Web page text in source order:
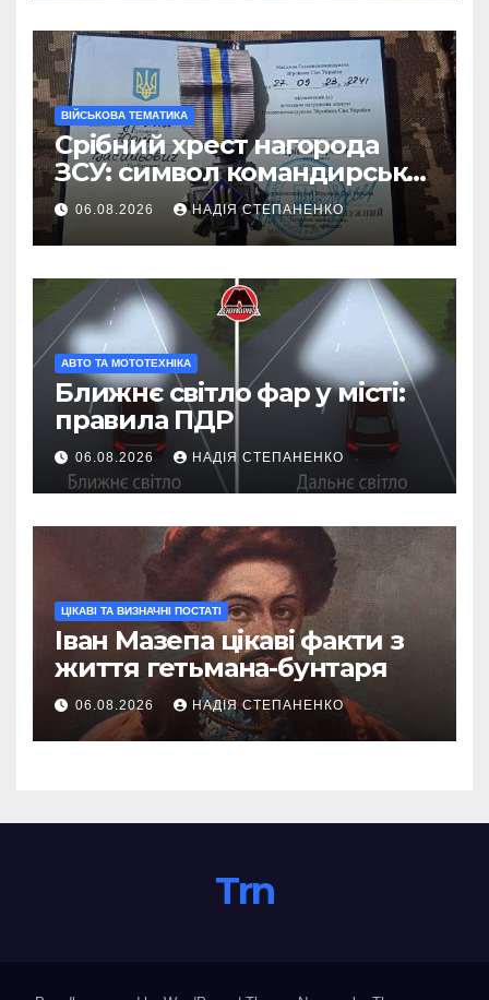
ВІЙСЬКОВА ТЕМАТИКА
Срібний хрест нагорода
ЗСУ: символ командирської
майстерності
06.08.2026 НАДІЯ СТЕПАНЕНКО
АВТО ТА МОТОТЕХНІКА
Ближнє світло фар у місті:
правила ПДР
06.08.2026 НАДІЯ СТЕПАНЕНКО
ЦІКАВІ ТА ВИЗНАЧНІ ПОСТАТІ
Іван Мазепа цікаві факти з
життя гетьмана-бунтаря
06.08.2026 НАДІЯ СТЕПАНЕНКО
Trn